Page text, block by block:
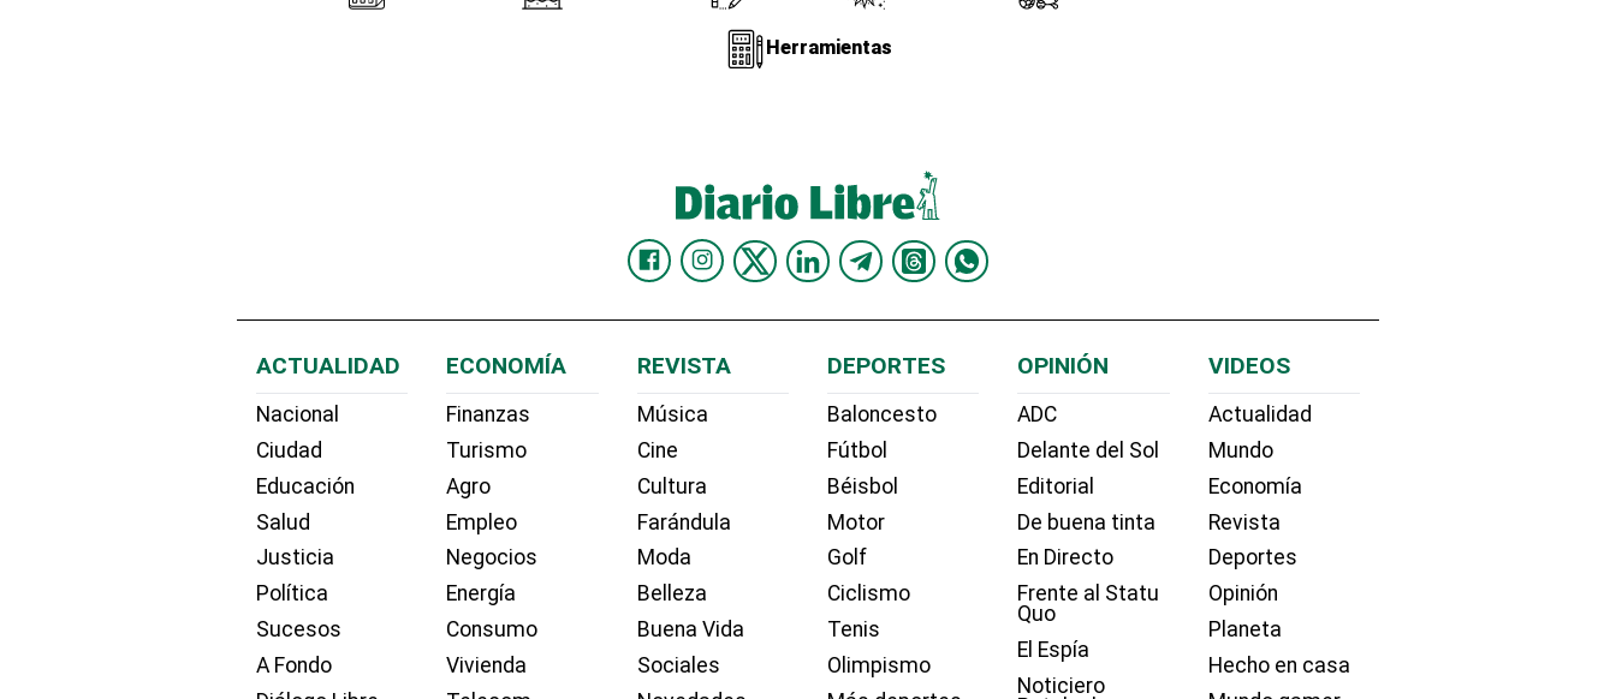
Herramientas
ACTUALIDAD
Nacional
Ciudad
Educación
Salud
Justicia
Política
Sucesos
A Fondo
ECONOMÍA
Finanzas
Turismo
Agro
Empleo
Negocios
Energía
Consumo
Vivienda
REVISTA
Música
Cine
Cultura
Farándula
Moda
Belleza
Buena Vida
Sociales
DEPORTES
Baloncesto
Fútbol
Béisbol
Motor
Golf
Ciclismo
Tenis
Olimpismo
OPINIÓN
ADC
Delante del Sol
Editorial
De buena tinta
En Directo
Frente al Statu
Quo
El Espía
Noticiero
VIDEOS
Actualidad
Mundo
Economía
Revista
Deportes
Opinión
Planeta
Hecho en casa